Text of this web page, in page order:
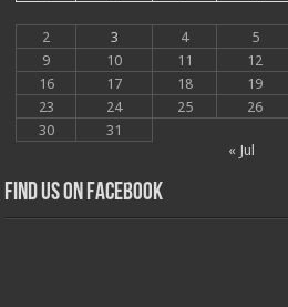
2
3 4 5
9
10 11 12
16
17 18 19
23
24 25 26
30
31
« Jul
Find us on Facebook